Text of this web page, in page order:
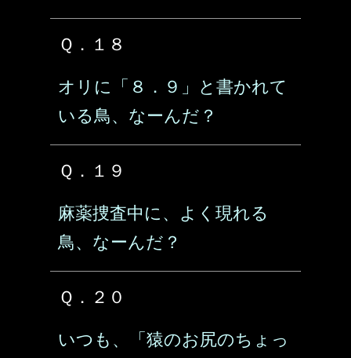
Ｑ．１８
オリに「８．９」と書かれて
いる鳥、なーんだ？
Ｑ．１９
麻薬捜査中に、よく現れる
鳥、なーんだ？
Ｑ．２０
いつも、「猿のお尻のちょっ